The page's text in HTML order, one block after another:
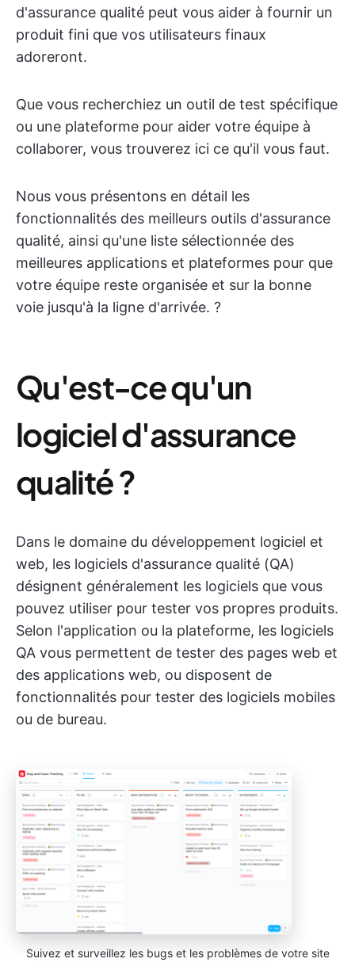
d'assurance qualité peut vous aider à fournir un
produit fini que vos utilisateurs finaux
adoreront.
Que vous recherchiez un outil de test spécifique
ou une plateforme pour aider votre équipe à
collaborer, vous trouverez ici ce qu'il vous faut.
Nous vous présentons en détail les
fonctionnalités des meilleurs outils d'assurance
qualité, ainsi qu'une liste sélectionnée des
meilleures applications et plateformes pour que
votre équipe reste organisée et sur la bonne
voie jusqu'à la ligne d'arrivée. ?
Qu'est-ce qu'un
logiciel d'assurance
qualité ?
Dans le domaine du développement logiciel et
web, les logiciels d'assurance qualité (QA)
désignent généralement les logiciels que vous
pouvez utiliser pour tester vos propres produits.
Selon l'application ou la plateforme, les logiciels
QA vous permettent de tester des pages web et
des applications web, ou disposent de
fonctionnalités pour tester des logiciels mobiles
ou de bureau.
Suivez et surveillez les bugs et les problèmes de votre site